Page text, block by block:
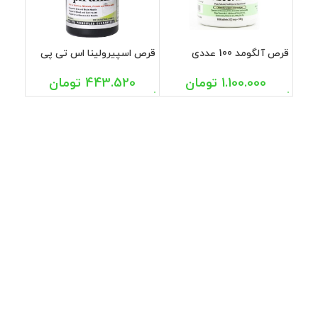
قرص آلگومد 100 عددی
1.100.000 تومان
قرص اسپیرولینا اس تی پی
443.520 تومان